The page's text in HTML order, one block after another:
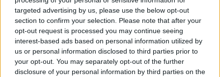
targeted advertising by us, please use the below opt-out
section to confirm your selection. Please note that after your
opt-out request is processed you may continue seeing
interest-based ads based on personal information utilized by
us or personal information disclosed to third parties prior to
your opt-out. You may separately opt-out of the further
disclosure of your personal information by third parties on the
A tartós nyári hőség jelentős kihívás elé állítja a KM Építőt,
ennek ellenére folyamatosan halad az aszfaltozás.
Paks II.: Mit jelent az 5. blokk új
mérföldköve a felülvizsgálat
árnyékában?